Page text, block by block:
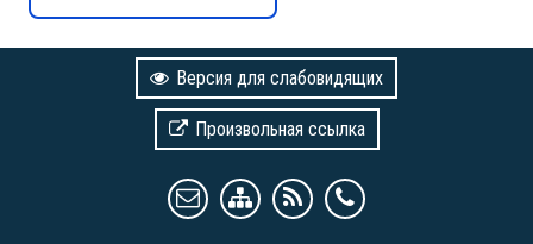
Версия для слабовидящих
Произвольная ссылка